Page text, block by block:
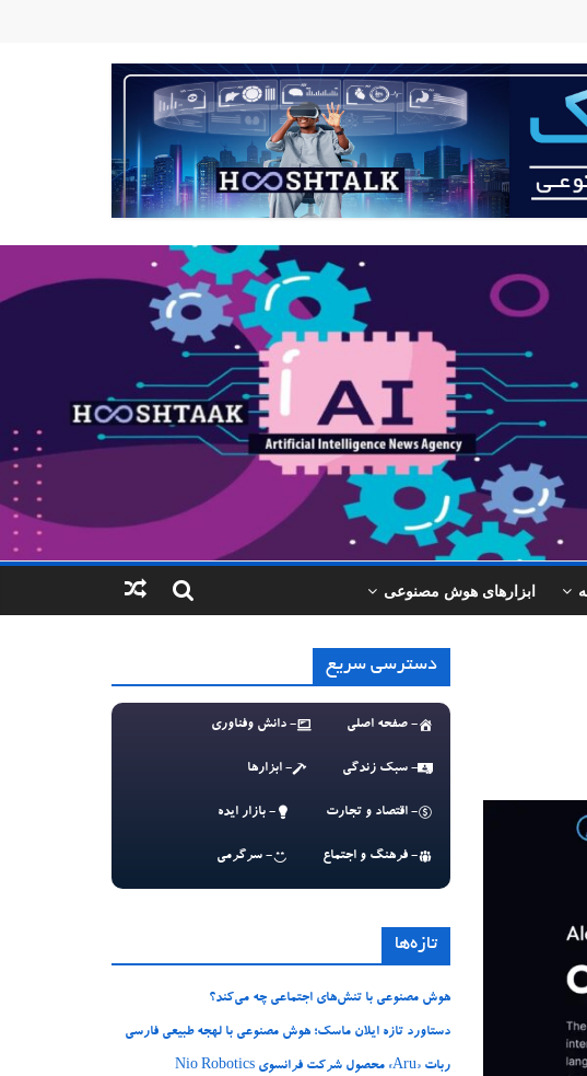
ابزارهای هوش مصنوعی
دسترسی سریع
- صفحه اصلی - دانش وفناوری
- سبک زندگی - ابزارها
- اقتصاد و تجارت - بازار ایده
- فرهنگ و اجتماع - سرگرمی
تازه‌ها
هوش مصنوعی با تنش‌های اجتماعی چه می‌کند؟
دستاورد تازه ایلان ماسک؛ هوش مصنوعی با لهجه طبیعی فارسی
ربات «Aru» محصول شرکت فرانسوی Nio Robotics